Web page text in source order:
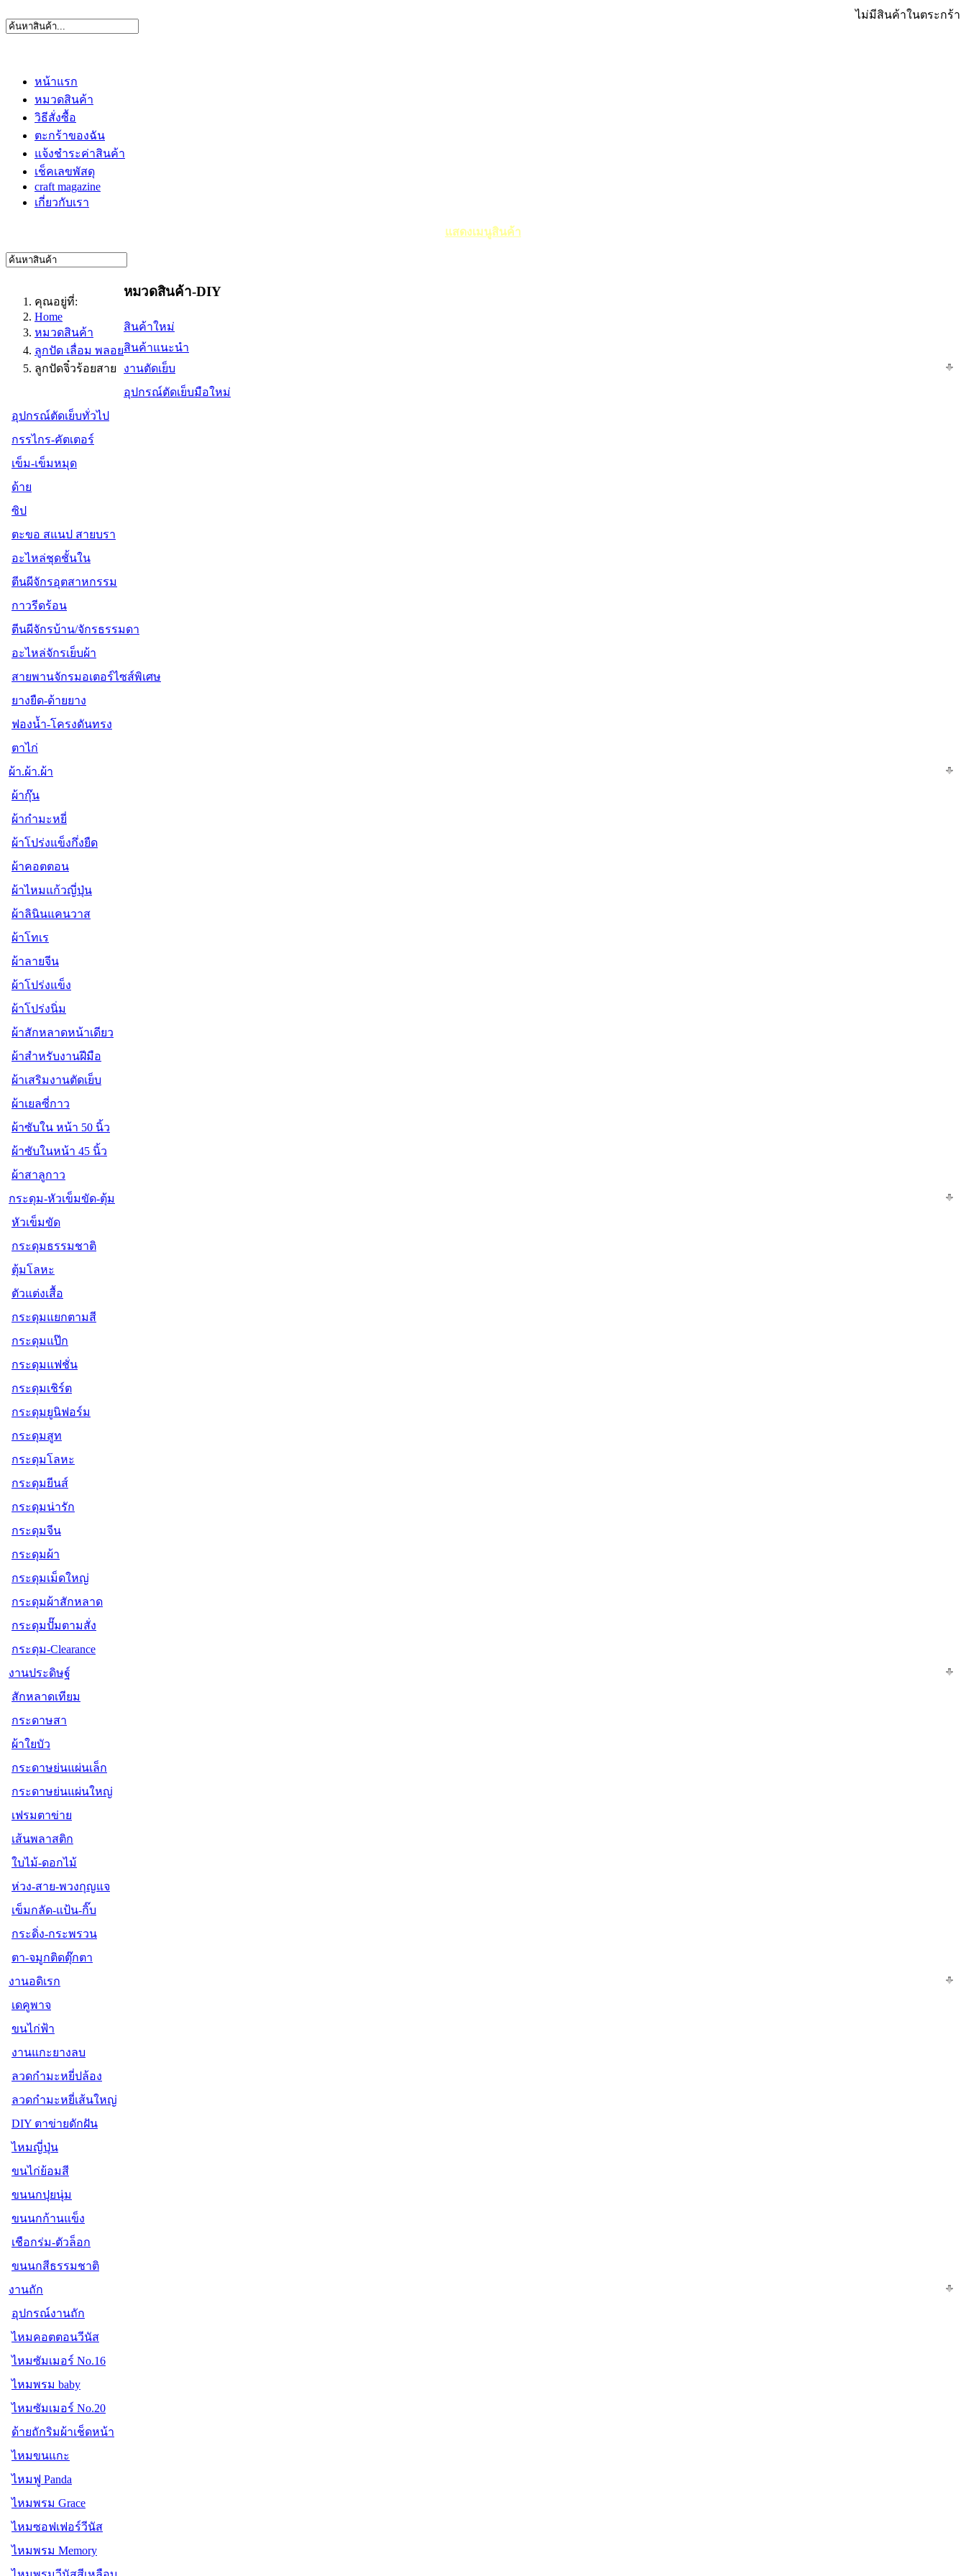
ไม่มีสินค้าในตระกร้า
หน้าแรก
หมวดสินค้า
วิธีสั่งซื้อ
ตะกร้าของฉัน
แจ้งชำระค่าสินค้า
เช็คเลขพัสดุ
craft magazine
เกี่ยวกับเรา
แสดงเมนูสินค้า
คุณอยู่ที่:
Home
หมวดสินค้า
ลูกปัด เลื่อม พลอย
ลูกปัดจิ๋วร้อยสาย
หมวดสินค้า-DIY
สินค้าใหม่
สินค้าแนะนำ
งานตัดเย็บ
อุปกรณ์ตัดเย็บมือใหม่
อุปกรณ์ตัดเย็บทั่วไป
กรรไกร-คัตเตอร์
เข็ม-เข็มหมุด
ด้าย
ซิป
ตะขอ สแนป สายบรา
อะไหล่ชุดชั้นใน
ตีนผีจักรอุตสาหกรรม
กาวรีดร้อน
ตีนผีจักรบ้าน/จักรธรรมดา
อะไหล่จักรเย็บผ้า
สายพานจักรมอเตอร์ไซส์พิเศษ
ยางยืด-ด้ายยาง
ฟองน้ำ-โครงดันทรง
ตาไก่
ผ้า.ผ้า.ผ้า
ผ้ากุ๊น
ผ้ากำมะหยี่
ผ้าโปร่งแข็งกึ่งยืด
ผ้าคอตตอน
ผ้าไหมแก้วญี่ปุ่น
ผ้าลินินแคนวาส
ผ้าโทเร
ผ้าลายจีน
ผ้าโปร่งแข็ง
ผ้าโปร่งนิ่ม
ผ้าสักหลาดหน้าเดียว
ผ้าสำหรับงานฝีมือ
ผ้าเสริมงานตัดเย็บ
ผ้าเยลซี่กาว
ผ้าซับใน หน้า 50 นิ้ว
ผ้าซับในหน้า 45 นิ้ว
ผ้าสาลูกาว
กระดุม-หัวเข็มขัด-ตุ้ม
หัวเข็มขัด
กระดุมธรรมชาติ
ตุ้มโลหะ
ตัวแต่งเสื้อ
กระดุมแยกตามสี
กระดุมแป๊ก
กระดุมแฟชั่น
กระดุมเชิร์ต
กระดุมยูนิฟอร์ม
กระดุมสูท
กระดุมโลหะ
กระดุมยีนส์
กระดุมน่ารัก
กระดุมจีน
กระดุมผ้า
กระดุมเม็ดใหญ่
กระดุมผ้าสักหลาด
กระดุมปั๊มตามสั่ง
กระดุม-Clearance
งานประดิษฐ์
สักหลาดเทียม
กระดาษสา
ผ้าใยบัว
กระดาษย่นแผ่นเล็ก
กระดาษย่นแผ่นใหญ่
เฟรมตาข่าย
เส้นพลาสติก
ใบไม้-ดอกไม้
ห่วง-สาย-พวงกุญแจ
เข็มกลัด-แป้น-กิ๊บ
กระดิ่ง-กระพรวน
ตา-จมูกติดตุ๊กตา
งานอดิเรก
เดคูพาจ
ขนไก่ฟ้า
งานแกะยางลบ
ลวดกำมะหยี่ปล้อง
ลวดกำมะหยี่เส้นใหญ่
DIY ตาข่ายดักฝัน
ไหมญี่ปุ่น
ขนไก่ย้อมสี
ขนนกปุยนุ่ม
ขนนกก้านแข็ง
เชือกร่ม-ตัวล็อก
ขนนกสีธรรมชาติ
งานถัก
อุปกรณ์งานถัก
ไหมคอตตอนวีนัส
ไหมซัมเมอร์ No.16
ไหมพรม baby
ไหมซัมเมอร์ No.20
ด้ายถักริมผ้าเช็ดหน้า
ไหมขนแกะ
ไหมฟู Panda
ไหมพรม Grace
ไหมซอฟเฟอร์วีนัส
ไหมพรม Memory